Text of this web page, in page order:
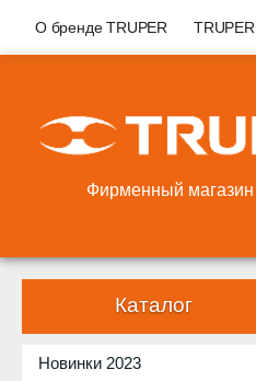
О бренде TRUPER
Фирменный
Каталог
Новинки 2023